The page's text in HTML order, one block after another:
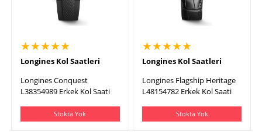
★★★★★
Longines Kol Saatleri
Longines Conquest
L38354989 Erkek Kol Saati
Stokta Yok
★★★★★
Longines Kol Saatleri
Longines Flagship Heritage
L48154782 Erkek Kol Saati
Stokta Yok